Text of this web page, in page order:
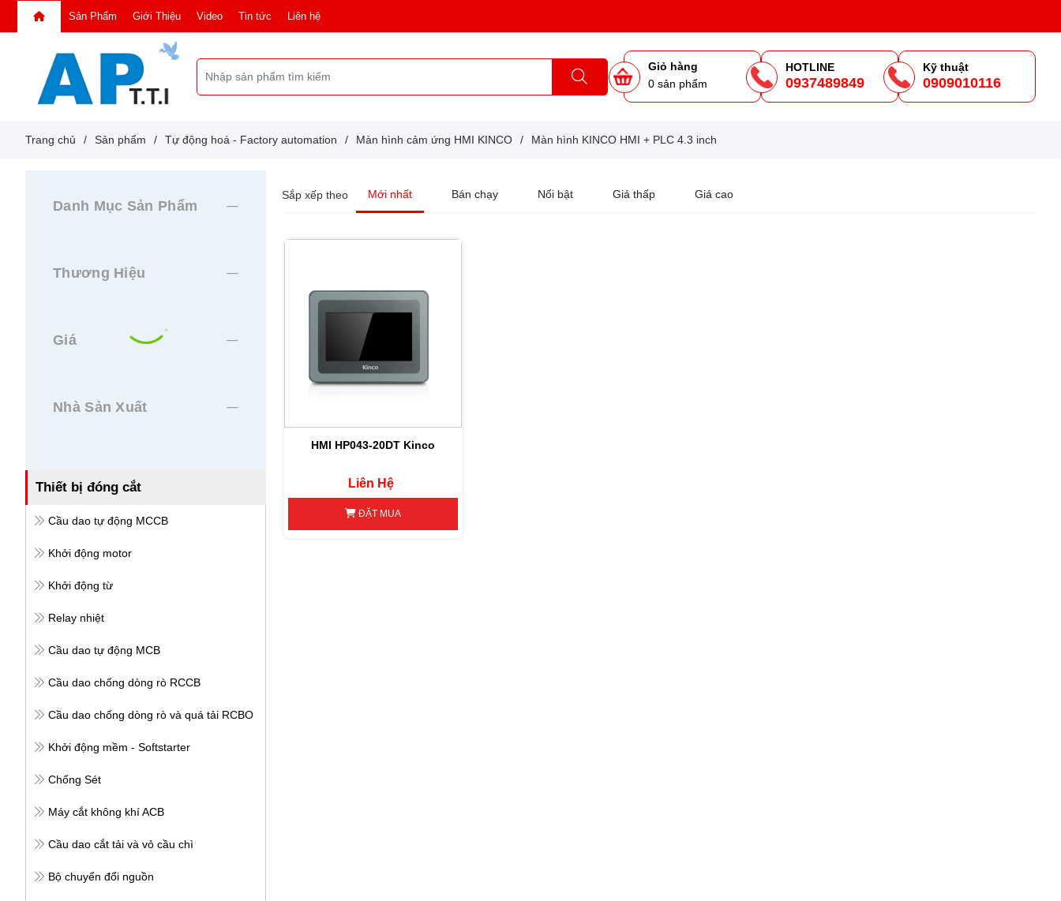
Sản Phẩm Giới Thiệu Video Tin tức Liên hệ
Giỏ hàng
0 sản phẩm
HOTLINE
0937489849
Kỹ thuật
0909010116
Trang chủ / Sản phẩm / Tự động hoá - Factory automation / Màn hình cảm ứng HMI KINCO / Màn hình KINCO HMI + PLC 4.3 inch
Sắp xếp theo Mới nhất Bán chạy Nổi bật Giá thấp Giá cao
HMI HP043-20DT Kinco
Liên Hệ
ĐẶT MUA
Danh Mục Sản Phẩm
Thương Hiệu
Giá
Nhà Sản Xuất
Thiết bị đóng cắt
Cầu dao tự động MCCB
Khởi động motor
Khởi động từ
Relay nhiệt
Cầu dao tự động MCB
Cầu dao chống dòng rò RCCB
Cầu dao chống dòng rò và quá tải RCBO
Khởi động mềm - Softstarter
Chống Sét
Máy cắt không khí ACB
Cầu dao cắt tải và vỏ cầu chì
Bộ chuyển đổi nguồn